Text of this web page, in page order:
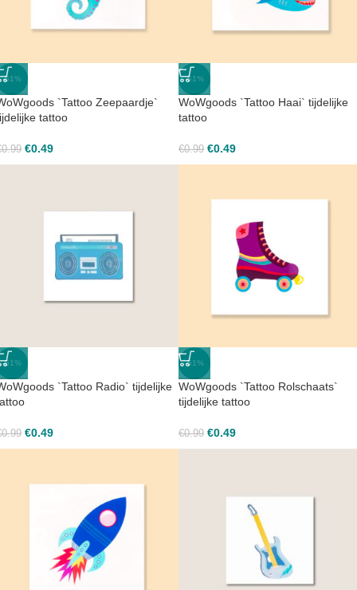
-51%
`Tattoo Zeepaardje`
tattoo
0.99 €0.49
-51%
WoWgoods `Tattoo Haai` tijdelijke
tattoo
€0.99 €0.49
-51%
`Tattoo Radio` tijdelijke
0.99 €0.49
-51%
WoWgoods `Tattoo Rolschaats`
tijdelijke tattoo
€0.99 €0.49